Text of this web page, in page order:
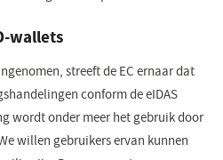
wallets
streeft de EC ernaar dat
conform de eIDAS
wordt onder meer het gebruik door
willen gebruikers ervan kunnen